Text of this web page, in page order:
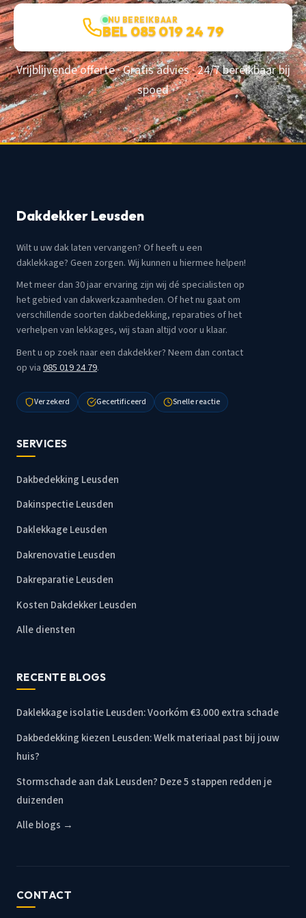
NU BEREIKBAAR
BEL 085 019 24 79
Vrijblijvende offerte · Gratis advies · 24/7 bereikbaar bij
spoed
Dakdekker Leusden
Wilt u uw dak laten vervangen? Of heeft u een
daklekkage? Geen zorgen. Wij kunnen u hiermee helpen!
Met meer dan 30 jaar ervaring zijn wij dé specialisten op
het gebied van dakwerkzaamheden. Of het nu gaat om
verschillende soorten dakbedekking, reparaties of het
verhelpen van lekkages, wij staan altijd voor u klaar.
Bent u op zoek naar een dakdekker? Neem dan contact
op via085 019 24 79.
Verzekerd Gecertificeerd Snelle reactie
SERVICES
Dakbedekking Leusden
Dakinspectie Leusden
Daklekkage Leusden
Dakrenovatie Leusden
Dakreparatie Leusden
Kosten Dakdekker Leusden
Alle diensten
RECENTE BLOGS
Daklekkage isolatie Leusden: Voorkóm €3.000 extra schade
Dakbedekking kiezen Leusden: Welk materiaal past bij jouw
huis?
Stormschade aan dak Leusden? Deze 5 stappen redden je
duizenden
Alle blogs →
CONTACT